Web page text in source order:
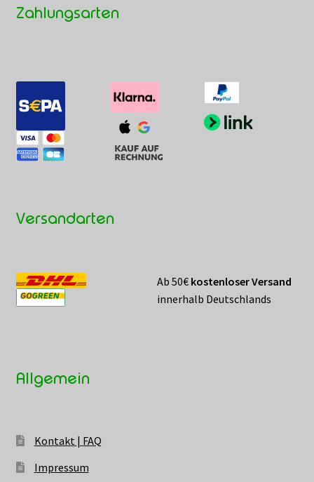
Zahlungsarten
Versandarten
Ab 50€ kostenloser Versand
innerhalb Deutschlands
Allgemein
Kontakt | FAQ
Impressum